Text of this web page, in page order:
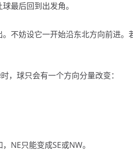
最后回到出发角。
不妨设它一开始沿东北方向前进。
，球只会有一个方向分量改变：
NE只能变成SE或NW。